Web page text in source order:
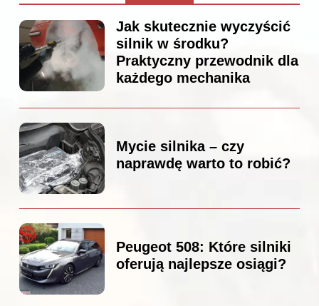
Jak skutecznie wyczyścić
silnik w środku?
Praktyczny przewodnik dla
każdego mechanika
Mycie silnika – czy
naprawdę warto to robić?
Peugeot 508: Które silniki
oferują najlepsze osiągi?